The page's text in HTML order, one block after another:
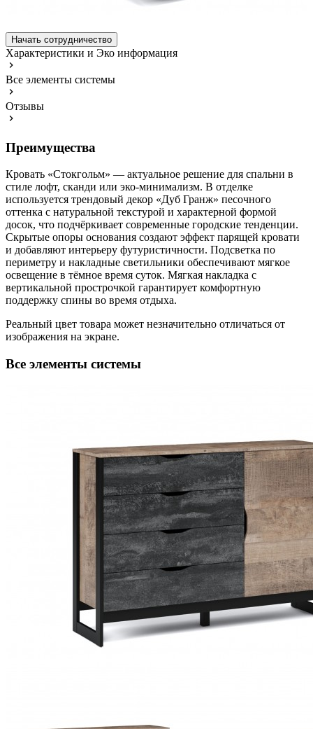
Начать сотрудничество
Характеристики и Эко информация
Все элементы системы
Отзывы
Преимущества
Кровать «Стокгольм» — актуальное решение для спальни в
стиле лофт, сканди или эко-минимализм. В отделке
используется трендовый декор «Дуб Гранж» песочного
оттенка с натуральной текстурой и характерной формой
досок, что подчёркивает современные городские тенденции.
Скрытые опоры основания создают эффект парящей кровати
и добавляют интерьеру футуристичности. Подсветка по
периметру и накладные светильники обеспечивают мягкое
освещение в тёмное время суток. Мягкая накладка с
вертикальной прострочкой гарантирует комфортную
поддержку спины во время отдыха.
Реальный цвет товара может незначительно отличаться от
изображения на экране.
Все элементы системы